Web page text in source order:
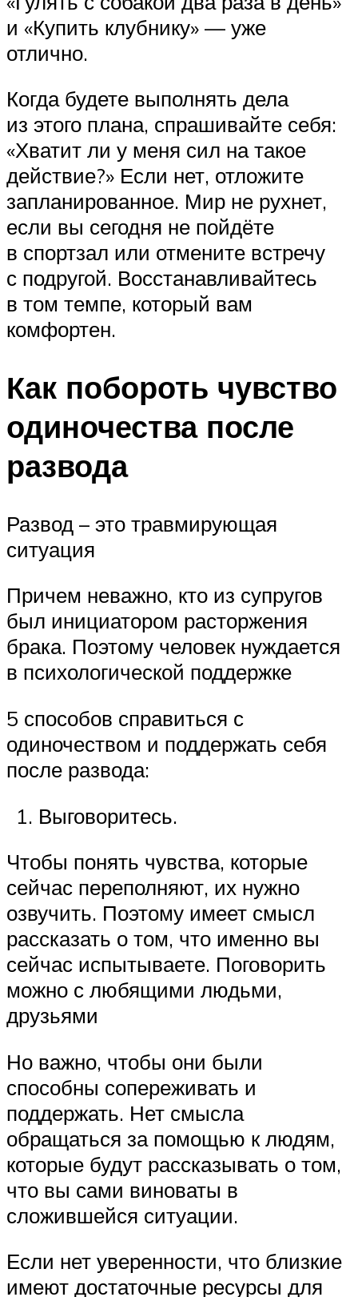
и «Купить клубнику» — уже
отлично.
Когда будете выполнять дела
из этого плана, спрашивайте себя:
«Хватит ли у меня сил на такое
действие?» Если нет, отложите
запланированное. Мир не рухнет,
если вы сегодня не пойдёте
в спортзал или отмените встречу
с подругой. Восстанавливайтесь
в том темпе, который вам
комфортен.
Как побороть чувство
одиночества после
развода
Развод – это травмирующая
ситуация
Причем неважно, кто из супругов
был инициатором расторжения
брака. Поэтому человек нуждается
в психологической поддержке
5 способов справиться с
одиночеством и поддержать себя
после развода:
Выговоритесь.
Чтобы понять чувства, которые
сейчас переполняют, их нужно
озвучить. Поэтому имеет смысл
рассказать о том, что именно вы
сейчас испытываете. Поговорить
можно с любящими людьми,
друзьями
Но важно, чтобы они были
способны сопереживать и
поддержать. Нет смысла
обращаться за помощью к людям,
которые будут рассказывать о том,
что вы сами виноваты в
сложившейся ситуации.
Если нет уверенности, что близкие
имеют достаточные ресурсы для